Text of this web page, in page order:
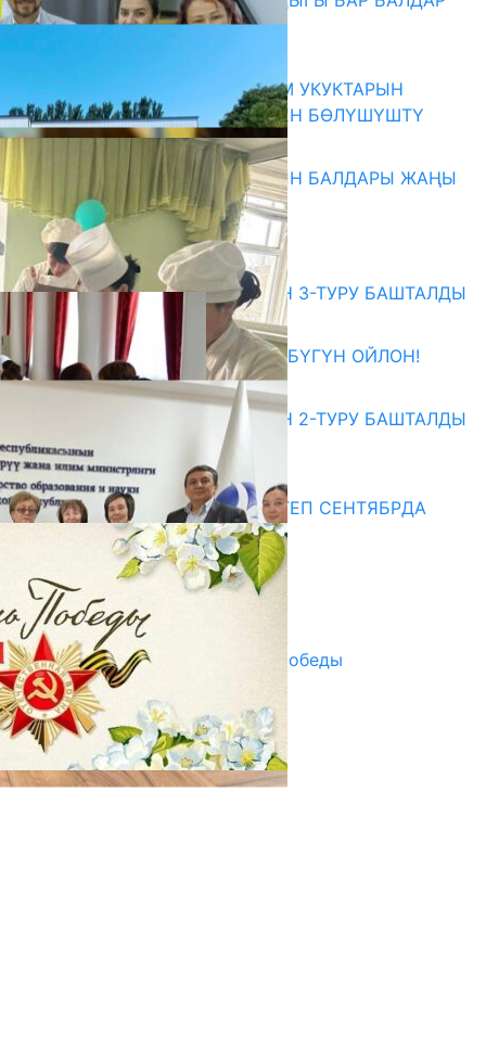
ҮЧҮН БОРБОР АЧЫЛДЫ
КЫРГЫЗ ЭКСПЕРТТЕРИ АДАМ УКУКТАРЫН
ОКУТУУ ТАЖРЫЙБАСЫ МЕНЕН БӨЛҮШҮШТҮ
06.08.2026
ОШ: САВАЙ-АРЫК АЙЫЛЫНЫН БАЛДАРЫ ЖАҢЫ
БАЛА БАКЧАГА БАРАТ
06.08.2026
Абитуриент
ЖОЖДОРГО КАБЫЛ АЛУУНУН 3-ТУРУ БАШТАЛДЫ
27.07.2026
ӨЗҮҢДҮН КЕЛЕЧЕГИҢ ҮЧҮН БҮГҮН ОЙЛОН!
20.07.2026
ЖОЖДОРГО КАБЫЛ АЛУУНУН 2-ТУРУ БАШТАЛДЫ
20.07.2026
Медиа
СУЗАКТА 750 ОРУНДУУ МЕКТЕП СЕНТЯБРДА
ПАЙДАЛАНУУГА БЕРИЛЕТ
07.08.2025
Улуу Жеңиштин жандуу сөзү
29.04.2025
Награды в преддверии Дня Победы
29.04.2025